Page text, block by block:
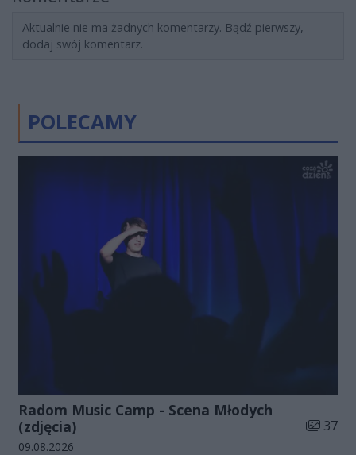
Aktualnie nie ma żadnych komentarzy. Bądź pierwszy,
dodaj swój komentarz.
POLECAMY
Radom Music Camp - Scena Młodych
(zdjęcia)
Liczba
37
Data dodania galerii:
09.08.2026